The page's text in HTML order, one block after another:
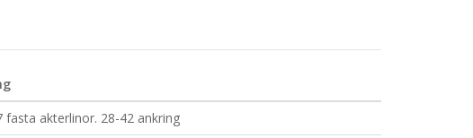
fasta akterlinor. 28-42 ankring